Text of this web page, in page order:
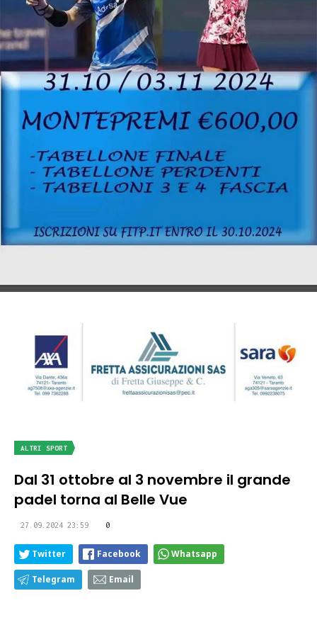
ALTRI SPORT
Dal 31 ottobre al 3 novembre il grande
padel torna al Belle Vue
27.09.2024 23:59 0
Twitter Facebook Whatsapp
Telegram Email